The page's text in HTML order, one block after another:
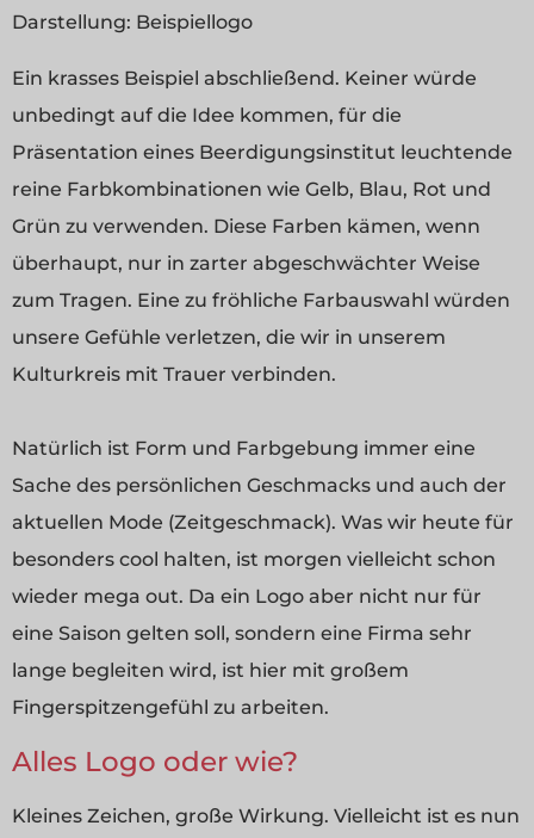
Darstellung: Beispiellogo
Ein krasses Beispiel abschließend. Keiner würde
unbedingt auf die Idee kommen, für die
Präsentation eines Beerdigungsinstitut leuchtende
reine Farbkombinationen wie Gelb, Blau, Rot und
Grün zu verwenden. Diese Farben kämen, wenn
überhaupt, nur in zarter abgeschwächter Weise
zum Tragen. Eine zu fröhliche Farbauswahl würden
unsere Gefühle verletzen, die wir in unserem
Kulturkreis mit Trauer verbinden.
Natürlich ist Form und Farbgebung immer eine
Sache des persönlichen Geschmacks und auch der
aktuellen Mode (Zeitgeschmack). Was wir heute für
besonders cool halten, ist morgen vielleicht schon
wieder mega out. Da ein Logo aber nicht nur für
eine Saison gelten soll, sondern eine Firma sehr
lange begleiten wird, ist hier mit großem
Fingerspitzengefühl zu arbeiten.
Alles Logo oder wie?
Kleines Zeichen, große Wirkung. Vielleicht ist es nun